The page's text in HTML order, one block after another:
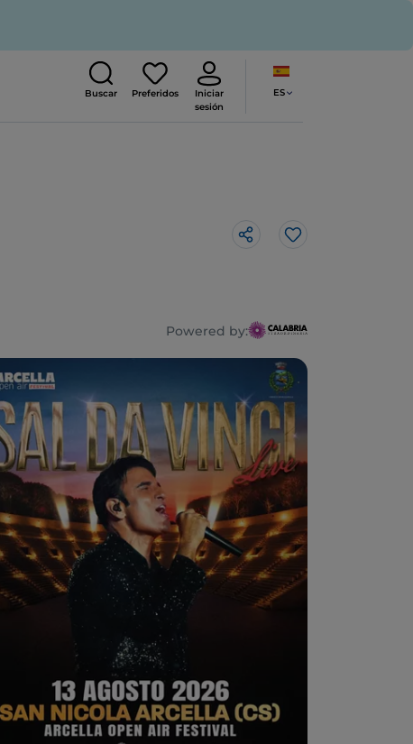
Buscar Preferidos
Iniciar
sesión
ES
Powered by:
Me gusta